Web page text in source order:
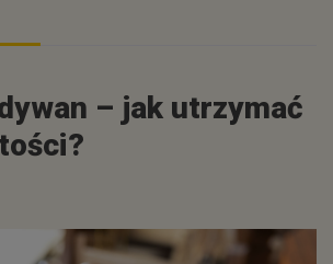
– jak utrzymać